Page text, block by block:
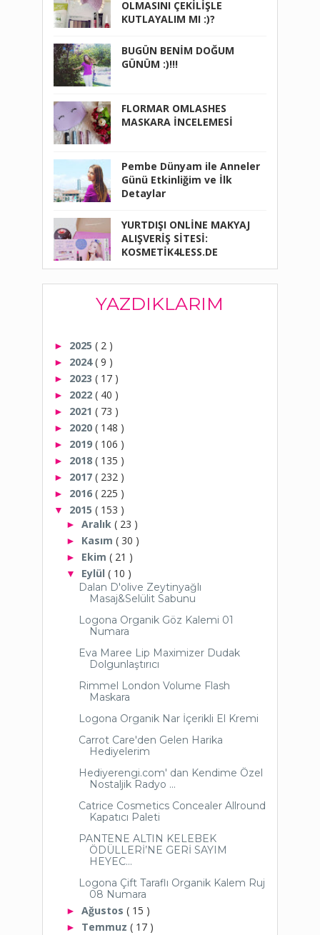
OLMASINI ÇEKİLİŞLE
KUTLAYALIM MI :)?
BUGÜN BENİM DOĞUM
GÜNÜM :)!!!
FLORMAR OMLASHES
MASKARA İNCELEMESİ
Pembe Dünyam ile Anneler
Günü Etkinliğim ve İlk
Detaylar
YURTDIŞI ONLİNE MAKYAJ
ALIŞVERİŞ SİTESİ:
KOSMETİK4LESS.DE
YAZDIKLARIM
► 2025 ( 2 )
► 2024( 9 )
► 2023 ( 17 )
► 2022 ( 40 )
► 2021 ( 73 )
► 2020 ( 148 )
► 2019 ( 106 )
► 2018 ( 135 )
► 2017 ( 232 )
► 2016 ( 225 )
▼ 2015 ( 153 )
► Aralık ( 23 )
► Kasım ( 30 )
► Ekim ( 21 )
▼ Eylül ( 10 )
Dalan D'olive Zeytinyağlı
Masaj&Selülit Sabunu
Logona Organik Göz Kalemi 01
Numara
Eva Maree Lip Maximizer Dudak
Dolgunlaştırıcı
Rimmel London Volume Flash
Maskara
Logona Organik Nar İçerikli El Kremi
Carrot Care'den Gelen Harika
Hediyelerim
Hediyerengi.com' dan Kendime Özel
Nostaljik Radyo ...
Catrice Cosmetics Concealer Allround
Kapatıcı Paleti
PANTENE ALTIN KELEBEK
ÖDÜLLERİ’NE GERİ SAYIM
HEYEC...
Logona Çift Taraflı Organik Kalem Ruj
08 Numara
► Ağustos ( 15 )
► Temmuz ( 17 )